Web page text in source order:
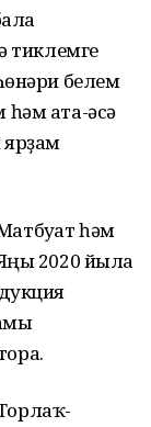
тиклемге
белем
ата-әсә
ярҙам
һәм
2020 йылға